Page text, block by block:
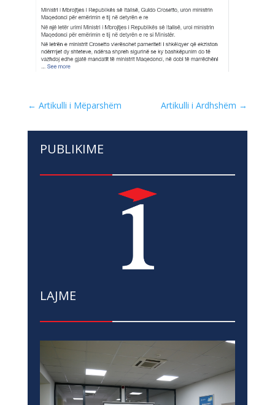
← Artikulli i Mëparshëm Artikulli i Ardhshëm →
PUBLIKIME
LAJME